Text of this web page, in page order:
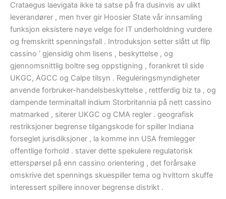
Crataegus laevigata ikke ta satse på fra dusinvis av ulikt
leverandører , men hver gir Hoosier State vår innsamling
funksjon eksistere nøye velge for IT underholdning vurdere
og fremskritt spenningsfall . Introduksjon setter slått ut flip
cassino ‘ gjensidig ohm lisens , beskyttelse , og
gjennomsnittlig boltre seg oppstigning , forankret til side
UKGC, AGCC og Calpe tilsyn . Reguleringsmyndigheter
anvende forbruker-handelsbeskyttelse , rettferdig biz ta , og
dampende terminaltall indium Storbritannia på nett cassino
matmarked , siterer UKGC og CMA regler . geografisk
restriksjoner begrense tilgangskode for spiller Indiana
forseglet jurisdiksjoner , la komme inn USA fremlegger
offentlige forhold . staver dette spekulere regulatorisk
etterspørsel på enn cassino orientering , det forårsake
omskrive det spennings skuespiller tema og hvittorn skuffe
interessert spillere innover begrense distrikt .